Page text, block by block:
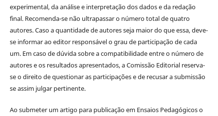
experimental, da análise e interpretação dos dados e da redação
final. Recomenda-se não ultrapassar o número total de quatro
autores. Caso a quantidade de autores seja maior do que essa, deve-
se informar ao editor responsável o grau de participação de cada
um. Em caso de dúvida sobre a compatibilidade entre o número de
autores e os resultados apresentados, a Comissão Editorial reserva-
se o direito de questionar as participações e de recusar a submissão
se assim julgar pertinente.
Ao submeter um artigo para publicação em Ensaios Pedagógicos o